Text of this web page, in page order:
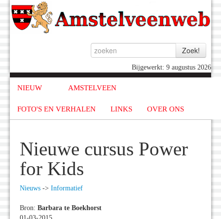
Bijgewerkt: 9 augustus 2026
NIEUW AMSTELVEEN
FOTO'S EN VERHALEN LINKS OVER ONS
Nieuwe cursus Power
for Kids
Nieuws -> Informatief
Bron: Barbara te Boekhorst